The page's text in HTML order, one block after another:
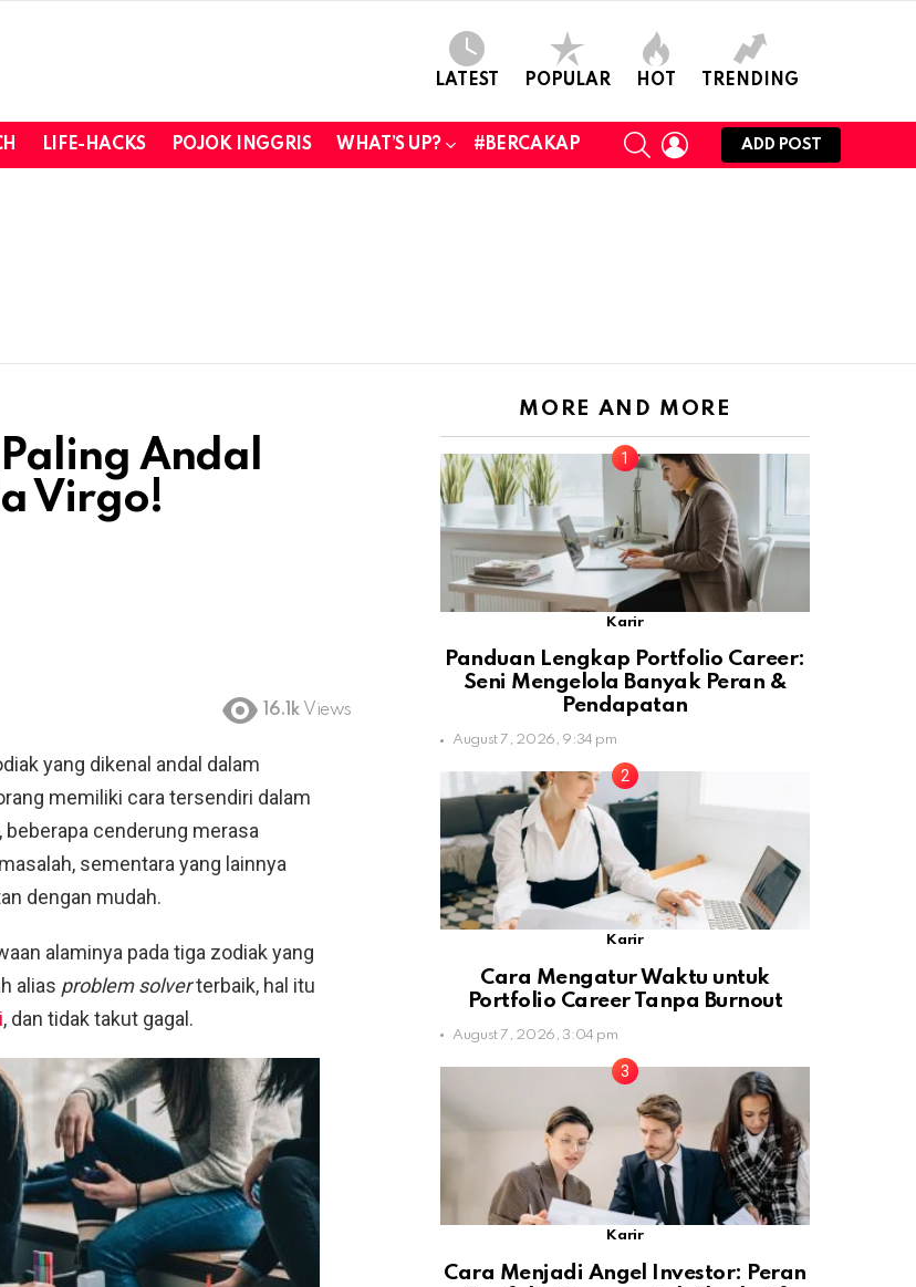
LATEST POPULAR HOT TRENDING
LIFE-HACKS POJOK INGGRIS WHAT’S UP? #BERCAKAP
SEARCHLOGIN
ADD POST
Andal
Virgo!
16.1k Views
yang dikenal andal dalam
memiliki cara tersendiri dalam
cenderung merasa
sementara yang lainnya
dengan mudah.
alaminya pada tiga zodiak yang
alias problem solverterbaik, hal itu
, dan tidak takut gagal.
MORE AND MORE
Karir
Panduan Lengkap Portfolio Career:
Seni Mengelola Banyak Peran &
Pendapatan
August 7, 2026, 9:34 pm
Karir
Cara Mengatur Waktu untuk
Portfolio Career Tanpa Burnout
August 7, 2026, 3:04 pm
Karir
Cara Menjadi Angel Investor: Peran